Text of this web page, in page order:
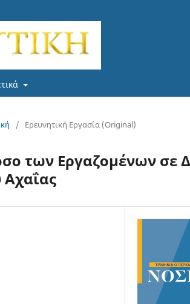
/ Ερευνητική Εργασία (Original)
των Εργαζομένων σε